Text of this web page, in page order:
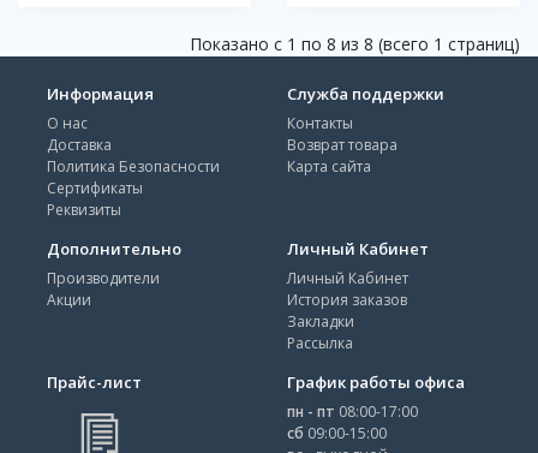
Показано с 1 по 8 из 8 (всего 1 страниц)
Информация
О нас
Доставка
Политика Безопасности
Сертификаты
Реквизиты
Служба поддержки
Контакты
Возврат товара
Карта сайта
Дополнительно
Производители
Акции
Личный Кабинет
Личный Кабинет
История заказов
Закладки
Рассылка
Прайс-лист График работы офиса
пн - пт 08:00-17:00
сб 09:00-15:00